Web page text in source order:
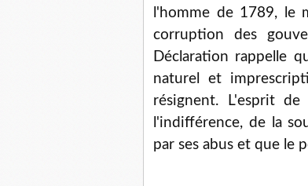
l'homme de 1789, le
corruption des
Déclaration rappelle
naturel et
résignent. L'esprit
l'indifférence, de la
par ses abus et que le